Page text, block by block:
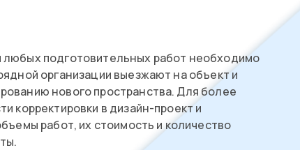
подготовительных работ необходимо
организации выезжают на объект и
нового пространства. Для более
корректировки в дизайн-проект и
работ, их стоимость и количество